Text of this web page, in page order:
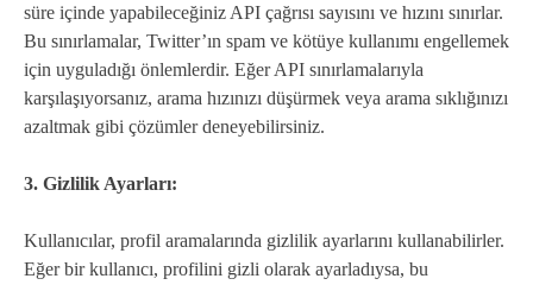
süre içinde yapabileceğiniz API çağrısı sayısını ve hızını sınırlar.
Bu sınırlamalar, Twitter’ın spam ve kötüye kullanımı engellemek
için uyguladığı önlemlerdir. Eğer API sınırlamalarıyla
karşılaşıyorsanız, arama hızınızı düşürmek veya arama sıklığınızı
azaltmak gibi çözümler deneyebilirsiniz.
3. Gizlilik Ayarları:
Kullanıcılar, profil aramalarında gizlilik ayarlarını kullanabilirler.
Eğer bir kullanıcı, profilini gizli olarak ayarladıysa, bu